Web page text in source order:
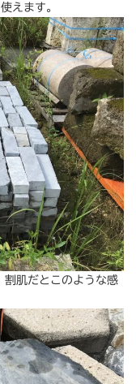
えます。
割肌だとこのような感